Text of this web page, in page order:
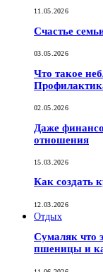
11.05.2026
Счастье
03.05.2026
Что такое
02.05.2026
Даже
отношения
15.03.2026
Как создать
12.03.2026
Отдых
Сумаляк что
пшеницы и